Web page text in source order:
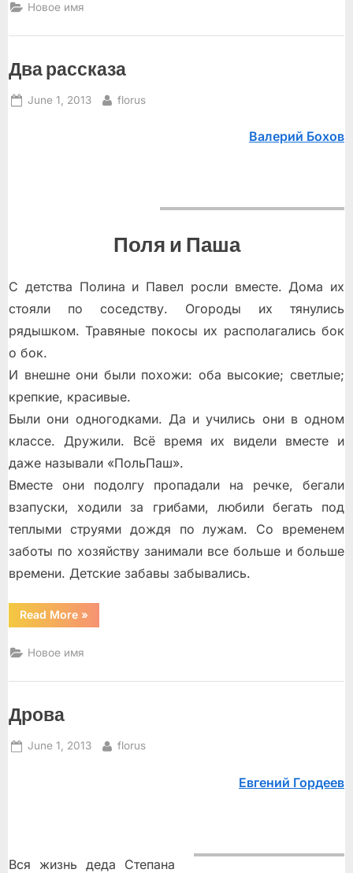
Новое имя
Два рассказа
Posted
June 1, 2013 By
florus
Валерий Бохов
Поля и Паша
С детства Полина и Павел росли вместе. Дома их
стояли по соседству. Огороды их тянулись
рядышком. Травяные покосы их располагались бок
о бок.
И внешне они были похожи: оба высокие; светлые;
крепкие, красивые.
Были они одногодками. Да и учились они в одном
классе. Дружили. Всё время их видели вместе и
даже называли «ПольПаш».
Вместе они подолгу пропадали на речке, бегали
взапуски, ходили за грибами, любили бегать под
теплыми струями дождя по лужам. Со временем
заботы по хозяйству занимали все больше и больше
времени. Детские забавы забывались.
Read More“Два
рассказа”
»
Новое имя
Дрова
Posted
June 1, 2013 By
florus
Евгений Гордеев
Вся жизнь деда Степана